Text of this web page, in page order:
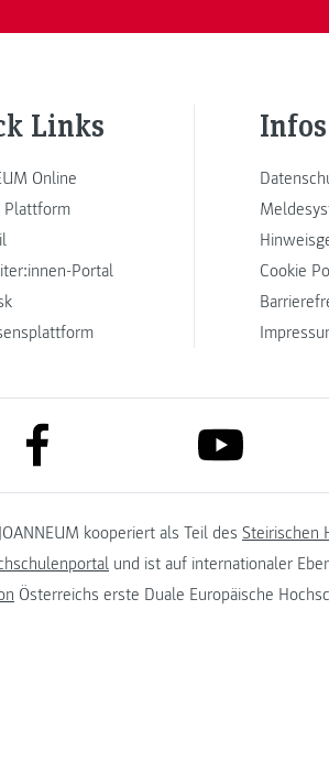
Links
Online
Portal
Infos
Cookie
link to facebook link to
kooperiert als Teil des Steirischen
und ist auf internationaler
Österreichs erste Duale Europäische